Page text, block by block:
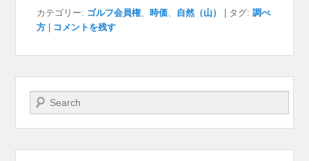
カテゴリー: ゴルフ会員権、時価 自然（山） | タグ: 調べ
方 | コメントを残す
検索開始